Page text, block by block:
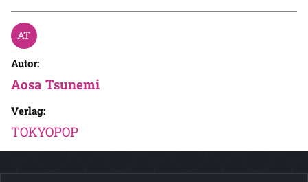
Autor:
Aosa Tsunemi
Verlag:
TOKYOPOP